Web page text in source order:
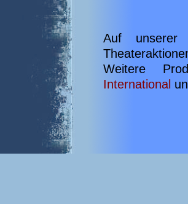
Auf
Weitere
International